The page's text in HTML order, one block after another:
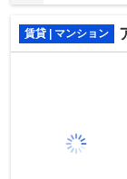
賃貸 | マンション